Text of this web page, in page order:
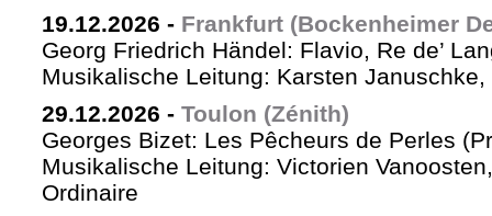
19.12.2026 - Frankfurt (Bockenheimer
Georg Friedrich Händel: Flavio, Re de’
Musikalische Leitung: Karsten
29.12.2026 - Toulon (Zénith)
Georges Bizet: Les Pêcheurs de Perles
Musikalische Leitung: Victorien
Ordinaire